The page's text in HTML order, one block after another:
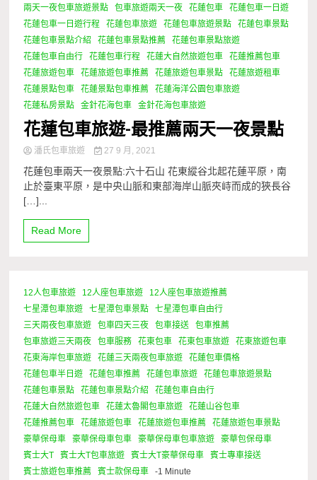
兩天一夜包車旅遊景點 包車旅遊兩天一夜 花蓮包車
花蓮包車一日遊
花蓮包車一日遊行程
花蓮包車旅遊 花蓮包車旅遊景點
花蓮包車景點
花蓮包車景點介紹
花蓮包車景點推薦
花蓮包車景點旅遊
花蓮包車自由行
花蓮包車行程 花蓮大自然旅遊包車
花蓮推薦包車
花蓮旅遊包車
花蓮旅遊包車推薦 花蓮旅遊包車景點
花蓮旅遊租車
花蓮景點包車
花蓮景點包車推薦
花蓮海洋公園包車旅遊
花蓮私房景點
金針花海包車 金針花海包車旅遊
花蓮包車旅遊-最推薦兩天一夜景點
潘氏包車旅遊 27 9 月, 2021
花蓮包車兩天一夜景點:六十石山 花東縱谷北起花蓮平原，南
止於臺東平原，是中央山脈和東部海岸山脈夾峙而成的狹長谷
[…]...
Read More
12人包車旅遊 12人座包車旅遊
12人座包車旅遊推薦
七星潭包車旅遊
七星潭包車景點
七星潭包車自由行
三天兩夜包車旅遊
包車四天三夜 包車接送
包車推薦
包車旅遊三天兩夜
包車服務 花東包車 花東包車旅遊
花東旅遊包車
花東海岸包車旅遊
花蓮三天兩夜包車旅遊
花蓮包車價格
花蓮包車半日遊
花蓮包車推薦 花蓮包車旅遊
花蓮包車旅遊景點
花蓮包車景點
花蓮包車景點介紹
花蓮包車自由行
花蓮大自然旅遊包車
花蓮太魯閣包車旅遊
花蓮山谷包車
花蓮推薦包車
花蓮旅遊包車 花蓮旅遊包車推薦
花蓮旅遊包車景點
豪華保母車
豪華保母車包車 豪華保母車包車旅遊
豪華包保母車
賓士大T
賓士大T包車旅遊 賓士大T豪華保母車
賓士專車接送
賓士旅遊包車推薦
賓士款保母車 -1 Minute